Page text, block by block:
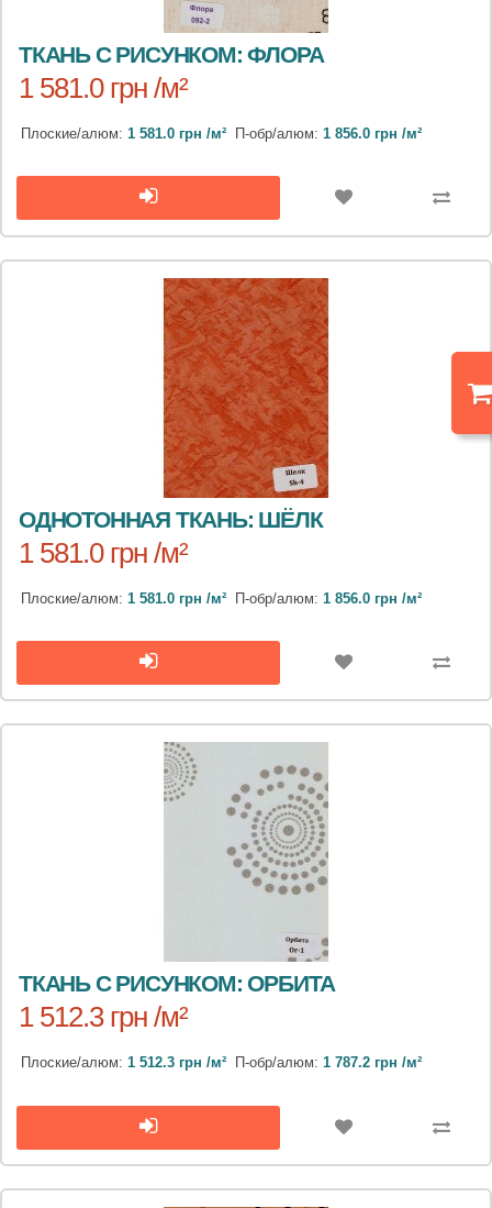
ТКАНЬ С РИСУНКОМ: ФЛОРА
1 581.0 грн /м²
Плоские/алюм: 1 581.0 грн /м² П-обр/алюм: 1 856.0 грн /м²
ОДНОТОННАЯ ТКАНЬ: ШЁЛК
1 581.0 грн /м²
Плоские/алюм: 1 581.0 грн /м² П-обр/алюм: 1 856.0 грн /м²
ТКАНЬ С РИСУНКОМ: ОРБИТА
1 512.3 грн /м²
Плоские/алюм: 1 512.3 грн /м² П-обр/алюм: 1 787.2 грн /м²